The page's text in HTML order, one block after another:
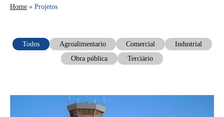
Home » Projetos
Todos Agroalimentario Comercial
Industrial
Obra pública
Terciário